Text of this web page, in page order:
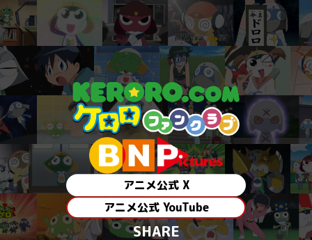
アニメ公式 X
アニメ公式 YouTube
SHARE